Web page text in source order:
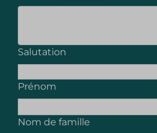
Salutation
Prénom
Nom de famille